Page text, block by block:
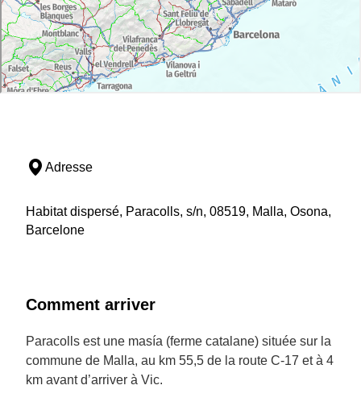
Adresse
Habitat dispersé, Paracolls, s/n, 08519, Malla, Osona,
Barcelone
Comment arriver
Paracolls est une masía (ferme catalane) située sur la
commune de Malla, au km 55,5 de la route C-17 et à 4
km avant d’arriver à Vic.